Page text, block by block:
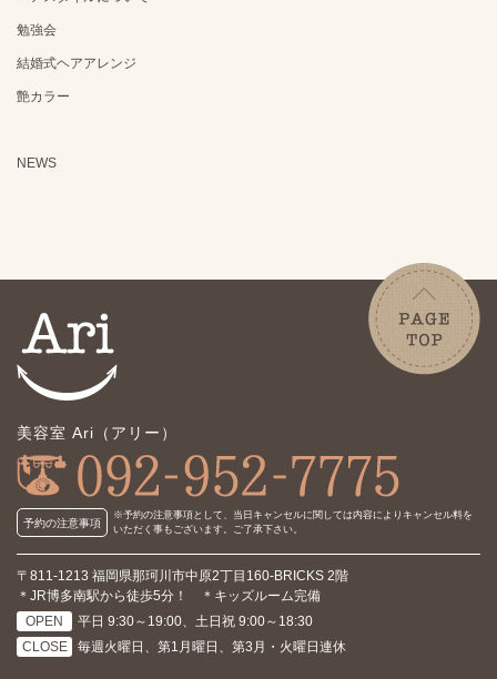
勉強会
結婚式ヘアアレンジ
艶カラー
NEWS
美容室 Ari（アリー）
予約の注意事項
※予約の注意事項として、当日キャンセルに関しては内容により キャンセル料を
いただく事もございます。ご了承下さい。
〒811-1213 福岡県那珂川市中原2丁目160-BRICKS 2階
＊JR博多南駅から徒歩5分！ ＊キッズルーム完備
OPEN
平日 9:30～19:00、土日祝 9:00～18:30
CLOSE
毎週火曜日、第1月曜日、第3月・火曜日連休